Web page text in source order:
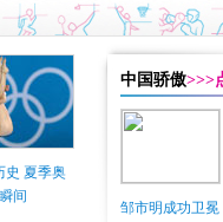
史 夏季奥
间
中国骄傲>>>
邹市明成功卫冕